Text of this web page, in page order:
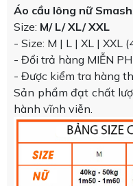
Áo cầu lông nữ Smash.
Size: M/ L/ XL/ XXL
- Size: M | L | XL | XXL
- Đổi trả hàng MIỄN
- Được kiểm tra hàng
Sản phẩm đạt chất
hành vĩnh viễn.